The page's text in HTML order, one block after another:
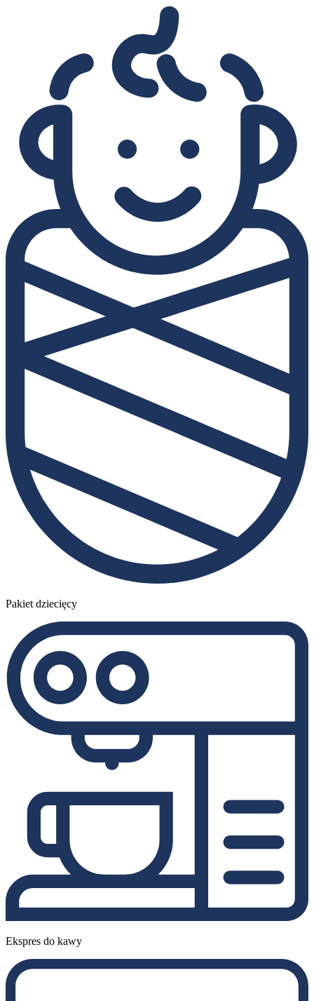
Pakiet dziecięcy
Ekspres do kawy